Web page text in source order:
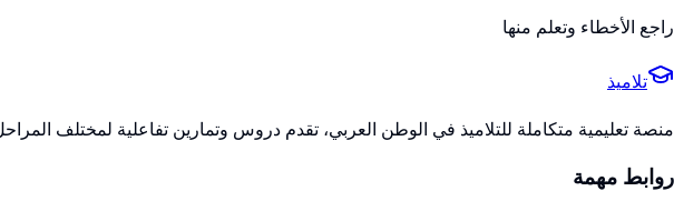
راجع الأخطاء وتعلم منها
تلاميذ
منصة تعليمية متكاملة للتلاميذ في الوطن العربي، تقدم دروس وتمارين تفاعلية لمختلف
روابط مهمة